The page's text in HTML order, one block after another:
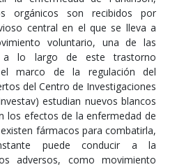
orgánicos son recibidos por
central en el que se lleva a
voluntario, una de las
a lo largo de este trastorno
el marco de la regulación del
del Centro de Investigaciones
estudian nuevos blancos
los efectos de la enfermedad de
fármacos para combatirla,
puede conducir a la
adversos, como movimiento